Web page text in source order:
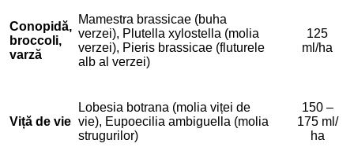
Conopidă,
broccoli,
varză
Mamestra brassicae (buha
verzei), Plutella xylostella (molia
verzei), Pieris brassicae (fluturele
alb al verzei)
125
ml/ha
Viță de vie
Lobesia botrana (molia viței de
vie), Eupoecilia ambiguella (molia
strugurilor)
150 –
175 ml/
ha